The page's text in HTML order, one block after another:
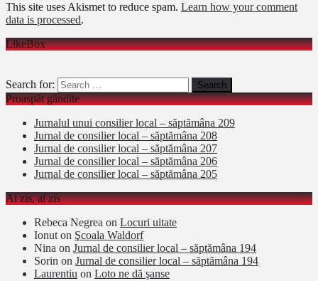
This site uses Akismet to reduce spam. Learn how your comment
data is processed.
LikeBox
Search for:
Proaspăt gândite
Jurnalul unui consilier local – săptămâna 209
Jurnal de consilier local – săptămâna 208
Jurnal de consilier local – săptămâna 207
Jurnal de consilier local – săptămâna 206
Jurnal de consilier local – săptămâna 205
Ai zis, ai zis
Rebeca Negrea on Locuri uitate
Ionut on Şcoala Waldorf
Nina on Jurnal de consilier local – săptămâna 194
Sorin on Jurnal de consilier local – săptămâna 194
Laurentiu on Loto ne dă şanse